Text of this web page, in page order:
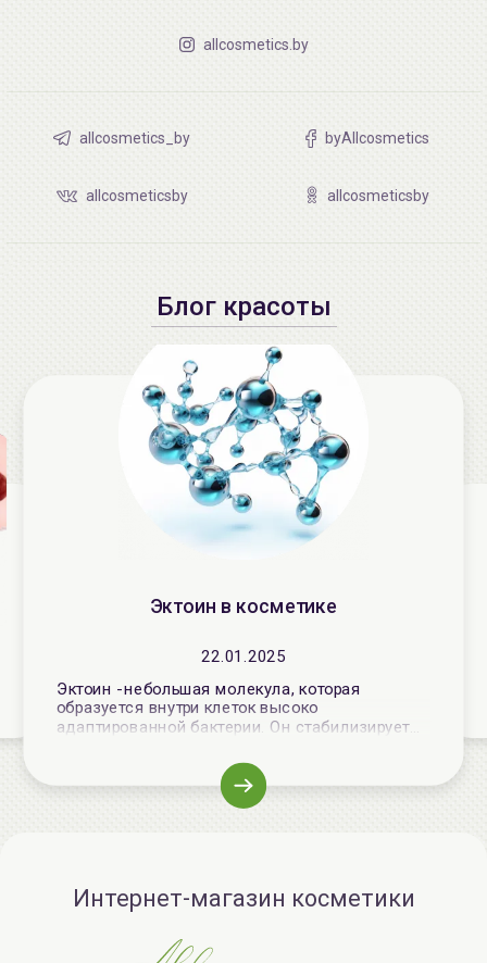
allcosmetics.by
allcosmetics_by byAllcosmetics
allcosmeticsby allcosmeticsby
Блог красоты
Эктоин в косметике
22.01.2025
Эктоин - небольшая молекула, которая
образуется внутри клеток высоко
адаптированной бактерии. Он стабилизирует
защищает их от воздействий экстремальных
услови
В
Интернет-магазин косметики